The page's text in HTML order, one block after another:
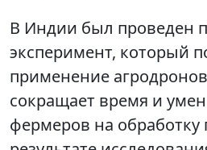
В Индии был проведен
эксперимент, который
применение
сокращает время и
фермеров на обработку